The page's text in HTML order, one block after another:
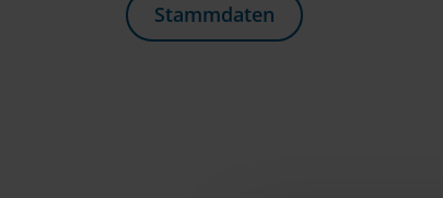
Stammdaten